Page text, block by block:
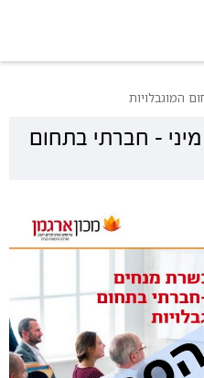
המוגבלויות
- חברתי בתחום